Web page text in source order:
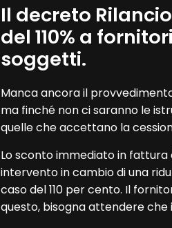
Il decreto
del 110% a
soggetti.
Manca ancora il
ma finché non ci saranno le
quelle che accettano la
Lo sconto immediato in
intervento in cambio di una
caso del 110 per cento. Il
questo, bisogna attendere che